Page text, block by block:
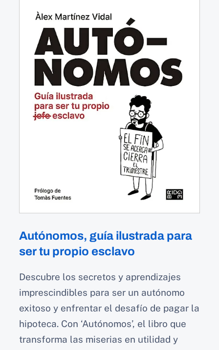
Autónomos, guía ilustrada para
ser tu propio esclavo
Descubre los secretos y aprendizajes
imprescindibles para ser un autónomo
exitoso y enfrentar el desafío de pagar la
hipoteca. Con ‘Autónomos’, el libro que
transforma las miserias en utilidad y